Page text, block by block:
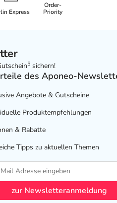
Express
Order-
Priority
5 sichern!
des Aponeo-
Angebote & Gutscheine
Produktempfehlungen
& Rabatte
Tipps zu aktuellen Themen
zur Newsletteranmeldung